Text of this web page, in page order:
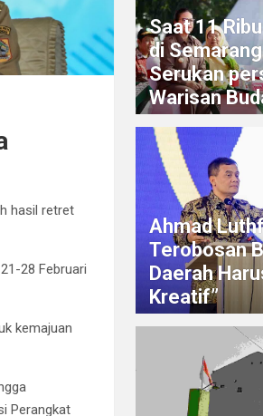
hasil retret
28 Februari
kemajuan
Perangkat
Saat 11
di
Serukan
Warisan
Ahmad
Terobosan
Daerah
Kreatif”